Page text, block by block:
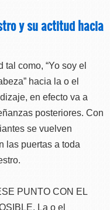
y su actitud hacia
como, “Yo soy el
hacia la o el
en efecto va a
posteriores. Con
se vuelven
las puertas a toda
PUNTO CON EL
La o el